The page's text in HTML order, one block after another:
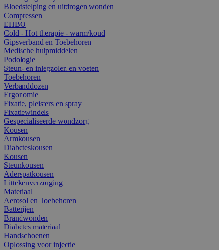
Bloedstelping en uitdrogen wonden
Compressen
EHBO
Cold - Hot therapie - warm/koud
Gipsverband en Toebehoren
Medische hulpmiddelen
Podologie
Steun- en inlegzolen en voeten
Toebehoren
Verbanddozen
Ergonomie
Fixatie, pleisters en spray
Fixatiewindels
Gespecialiseerde wondzorg
Kousen
Armkousen
Diabeteskousen
Kousen
Steunkousen
Aderspatkousen
Littekenverzorging
Materiaal
Aerosol en Toebehoren
Batterijen
Brandwonden
Diabetes materiaal
Handschoenen
Oplossing voor injectie